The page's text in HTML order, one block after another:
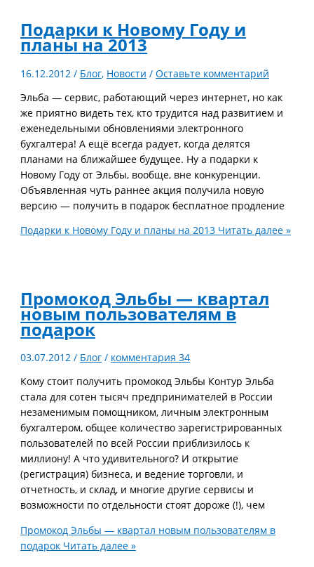
Подарки к Новому Году и
планы на 2013
16.12.2012/ Блог, Новости /Оставьте комментарий
Эльба — сервис, работающий через интернет, но как
же приятно видеть тех, кто трудится над развитием и
еженедельными обновлениями электронного
бухгалтера! А ещё всегда радует, когда делятся
планами на ближайшее будущее. Ну а подарки к
Новому Году от Эльбы, вообще, вне конкуренции.
Объявленная чуть раннее акция получила новую
версию — получить в подарок бесплатное продление
Подарки к Новому Году и планы на 2013 Читать далее »
Промокод Эльбы — квартал
новым пользователям в
подарок
03.07.2012/ Блог / комментария 34
Кому стоит получить промокод Эльбы Контур Эльба
стала для сотен тысяч предпринимателей в России
незаменимым помощником, личным электронным
бухгалтером, общее количество зарегистрированных
пользователей по всей России приблизилось к
миллиону! А что удивительного? И открытие
(регистрация) бизнеса, и ведение торговли, и
отчетность, и склад, и многие другие сервисы и
возможности по отдельности стоят дороже (!), чем
Промокод Эльбы — квартал новым пользователям в
подарок Читать далее »